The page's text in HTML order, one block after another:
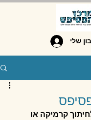
שלי
קרמיקה או